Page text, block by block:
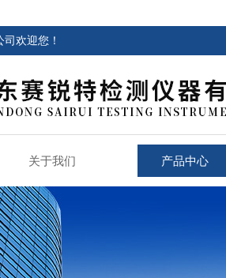
欢迎您！
关于我们 产品中心